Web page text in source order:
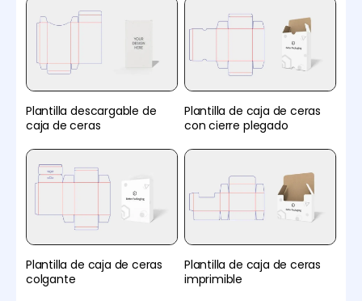
Plantilla descargable de
caja de ceras
Plantilla de caja de ceras
con cierre plegado
Plantilla de caja de ceras
colgante
Plantilla de caja de ceras
imprimible